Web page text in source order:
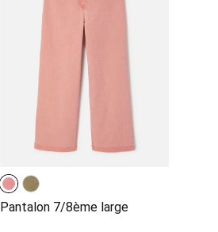
Pantalon 7/8ème large